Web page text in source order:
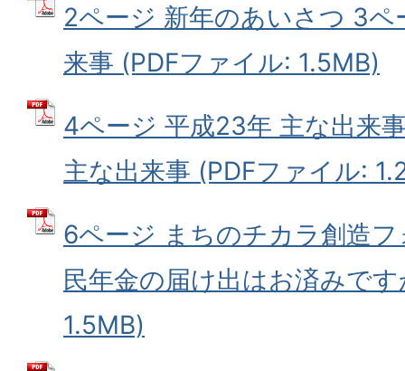
2ページ 新年のあいさつ 3
来事 (PDFファイル: 1.5MB)
4ページ 平成23年 主な出来
主な出来事 (PDFファイル:
6ページ まちのチカラ創造
民年金の届け出はお済みで
1.5MB)